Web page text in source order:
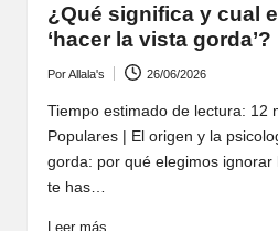
¿Qué significa y cual
‘hacer la vista gorda’?
por
PorAllala's 26/06/2026
Tiempo estimado de lectura: 12
Populares | El origen y la
gorda: por qué elegimos
te has…
Leer más